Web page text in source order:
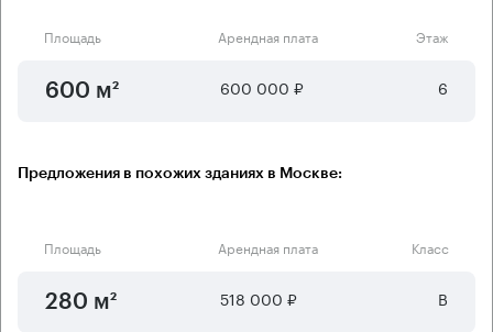
Площадь Арендная плата Этаж
600 м² 600 000 ₽ 6
Предложения в похожих зданиях в Москве:
Площадь Арендная плата Класс
280 м² 518 000 ₽ B